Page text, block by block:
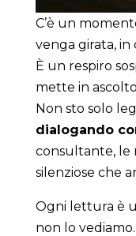
C’è un
venga girata,
È un respiro
mette in
Non sto solo
dialogando
consultante, le
silenziose che
Ogni lettura è
non lo vediamo.